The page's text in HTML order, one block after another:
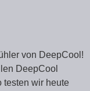
von DeepCool!
DeepCool
testen wir heute